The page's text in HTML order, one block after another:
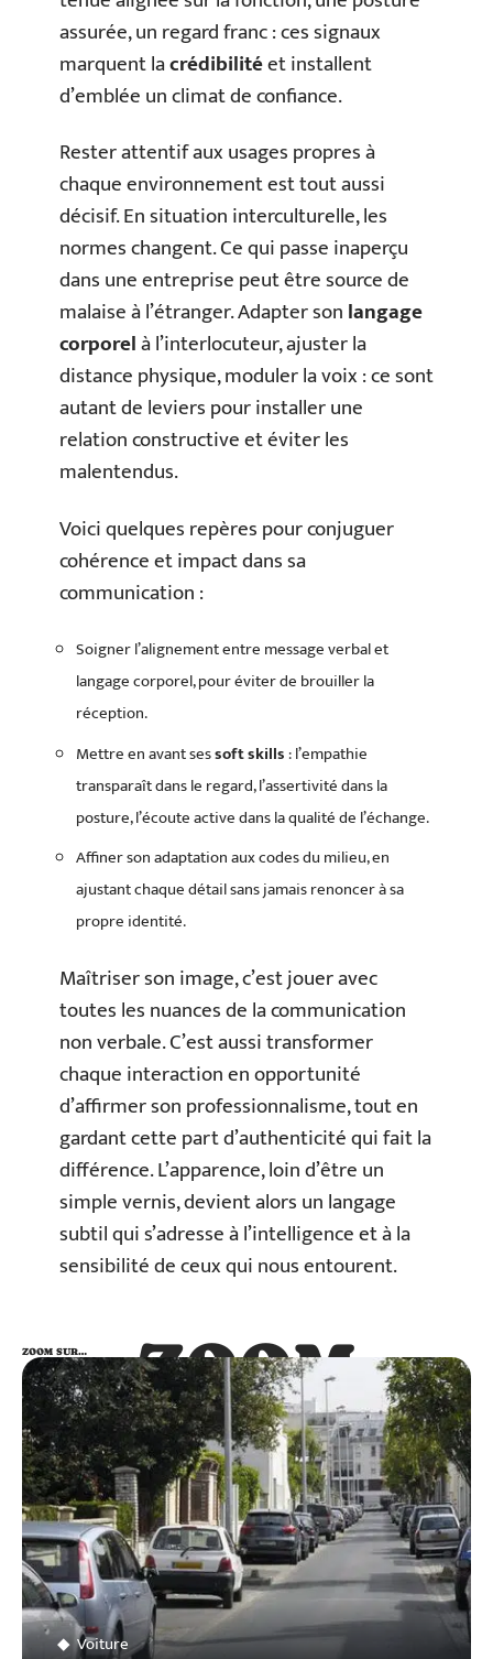
assurée, un regard franc : ces signaux
marquent lacrédibilitéet installent
d’emblée un climat de confiance.
Rester attentif aux usages propres à
chaque environnement est tout aussi
décisif. En situation interculturelle, les
normes changent. Ce qui passe inaperçu
dans une entreprise peut être source de
malaise à l’étranger. Adapter sonlangage
corporelà l’interlocuteur, ajuster la
distance physique, moduler la voix : ce sont
autant de leviers pour installer une
relation constructive et éviter les
malentendus.
Voici quelques repères pour conjuguer
cohérence et impact dans sa
communication :
Soigner l’alignement entre message verbal et
langage corporel, pour éviter de brouiller la
réception.
Mettre en avant sessoft skills: l’empathie
transparaît dans le regard, l’assertivité dans la
posture, l’écoute active dans la qualité de l’échange.
Affiner son adaptation aux codes du milieu, en
ajustant chaque détail sans jamais renoncer à sa
propre identité.
Maîtriser son image, c’est jouer avec
toutes les nuances de la communication
non verbale. C’est aussi transformer
chaque interaction en opportunité
d’affirmer son professionnalisme, tout en
gardant cette part d’authenticité qui fait la
différence. L’apparence, loin d’être un
simple vernis, devient alors un langage
subtil qui s’adresse à l’intelligence et à la
sensibilité de ceux qui nous entourent.
ZOOM
SUR…
ZOOM SUR…
Voiture